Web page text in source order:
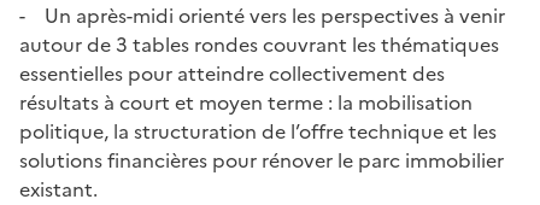
- Un après-midi orienté vers les perspectives à venir
autour de 3 tables rondes couvrant les thématiques
essentielles pour atteindre collectivement des
résultats à court et moyen terme : la mobilisation
politique, la structuration de l’offre technique et les
solutions financières pour rénover le parc immobilier
existant.